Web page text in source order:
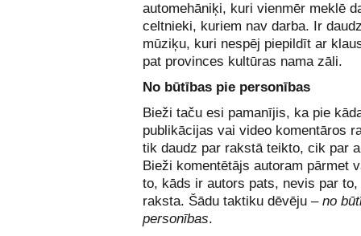
automehāniķi, kuri vienmēr meklē
celtnieki, kuriem nav darba. Ir
mūziķu, kuri nespēj piepildīt ar
pat provinces kultūras nama zāli.
No būtības pie personības
Bieži taču esi pamanījis, ka pie
publikācijas vai video komentāros
tik daudz par rakstā teikto, cik par
Bieži komentētājs autoram pārmet
to, kāds ir autors pats, nevis par
raksta. Šādu taktiku dēvēju – no
personības.